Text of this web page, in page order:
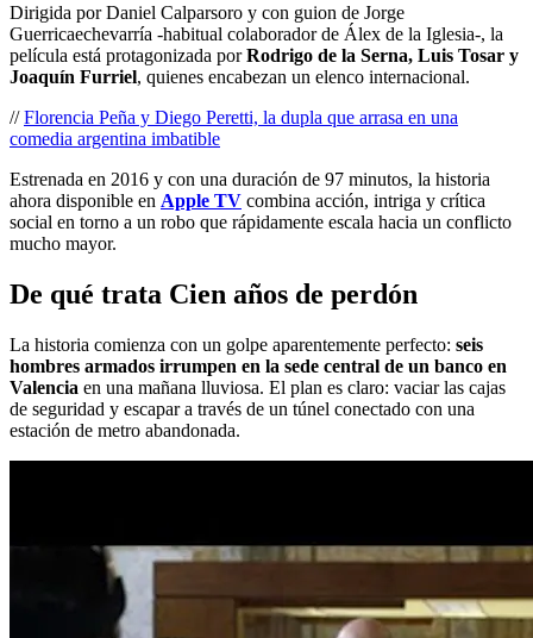
Dirigida por Daniel Calparsoro y con guion de Jorge
Guerricaechevarría -habitual colaborador de Álex de la Iglesia-, la
película está protagonizada porRodrigo de la Serna, Luis Tosar y
Joaquín Furriel, quienes encabezan un elenco internacional.
//Florencia Peña y Diego Peretti, la dupla que arrasa en una
comedia argentina imbatible
Estrenada en 2016 y con una duración de 97 minutos, la historia
ahora disponible en Apple TV combina acción, intriga y crítica
social en torno a un robo que rápidamente escala hacia un conflicto
mucho mayor.
De qué trata Cien años de perdón
La historia comienza con un golpe aparentemente perfecto: seis
hombres armados irrumpen en la sede central de un banco en
Valencia en una mañana lluviosa. El plan es claro: vaciar las cajas
de seguridad y escapar a través de un túnel conectado con una
estación de metro abandonada.